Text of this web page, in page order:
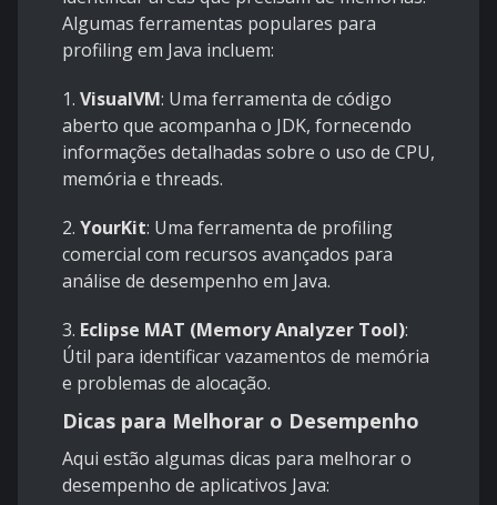
Algumas ferramentas populares para
profiling em Java incluem:
1. VisualVM: Uma ferramenta de código
aberto que acompanha o JDK, fornecendo
informações detalhadas sobre o uso de CPU,
memória e threads.
2. YourKit: Uma ferramenta de profiling
comercial com recursos avançados para
análise de desempenho em Java.
3. Eclipse MAT (Memory Analyzer Tool):
Útil para identificar vazamentos de memória
e problemas de alocação.
Dicas para Melhorar o Desempenho
Aqui estão algumas dicas para melhorar o
desempenho de aplicativos Java: